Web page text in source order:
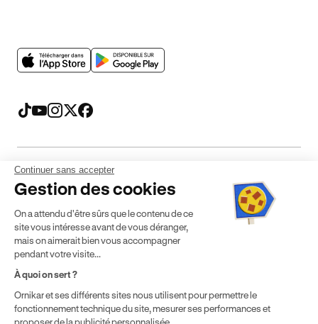
Mentions légales CGV CGU Politique de confidentialité
* Détail des conditions de nos offres
localisation géographique et du type de formules que vous
achetez comme détaillé dans nosConditions Générales de
Vente.
Continuer sans accepter
Gestion des cookies
On a attendu d'être sûrs que le contenu de ce
site vous intéresse avant de vous déranger,
mais on aimerait bien vous accompagner
pendant votre visite...
À quoi on sert ?
Ornikar et ses différents sites nous utilisent pour permettre le
fonctionnement technique du site, mesurer ses performances et
proposer de la publicité personnalisée.